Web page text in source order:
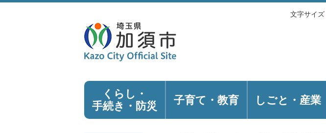
文字サイズ
くらし・
手続き ・防災 子育て・教育 しごと・産業